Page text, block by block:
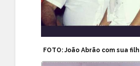
FOTO: João Abrão com sua